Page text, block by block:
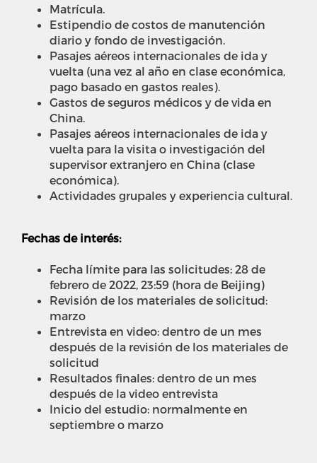
Matrícula.
Estipendio de costos de manutención
diario y fondo de investigación.
Pasajes aéreos internacionales de ida y
vuelta (una vez al año en clase económica,
pago basado en gastos reales).
Gastos de seguros médicos y de vida en
China.
Pasajes aéreos internacionales de ida y
vuelta para la visita o investigación del
supervisor extranjero en China (clase
económica).
Actividades grupales y experiencia cultural.
Fechas de interés:
Fecha límite para las solicitudes: 28 de
febrero de 2022, 23:59 (hora de Beijing)
Revisión de los materiales de solicitud:
marzo
Entrevista en video: dentro de un mes
después de la revisión de los materiales de
solicitud
Resultados finales: dentro de un mes
después de la video entrevista
Inicio del estudio: normalmente en
septiembre o marzo